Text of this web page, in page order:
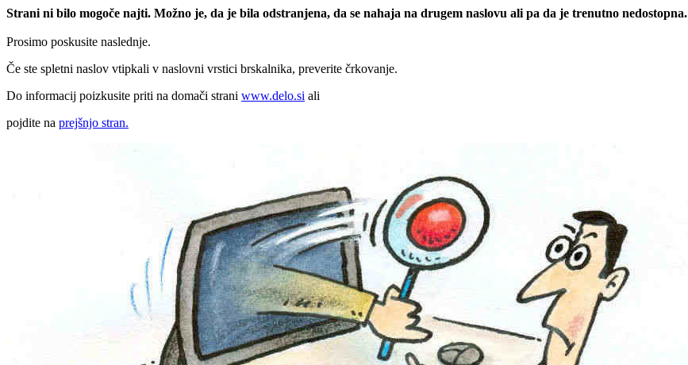
Strani ni bilo mogoče najti. Možno je, da je bila odstranjena, da se nahaja na drugem naslovu ali pa da je trenutno nedostopna.
Prosimo poskusite naslednje.
Če ste spletni naslov vtipkali v naslovni vrstici brskalnika, preverite črkovanje.
Do informacij poizkusite priti na domači strani www.delo.si ali
pojdite na prejšnjo stran.